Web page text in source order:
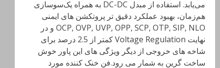
می‌یابد. استفاده از مبدل DC-DC به همراه یک‌سوسازی
هم‌زمان، بهبود عملکرد دقیق تر پروتکشن های ایمنی
OCP, OVP, UVP, OPP, SCP, OTP, SIP, NLO و در
نهایت Voltage Regulation کمتر از 2.5 درصد برای
شاخه ‌های خروجی از دیگر ویژگی های این پاور خوش
ساخت گرین به شمار می رود.فن خنک کننده مورد